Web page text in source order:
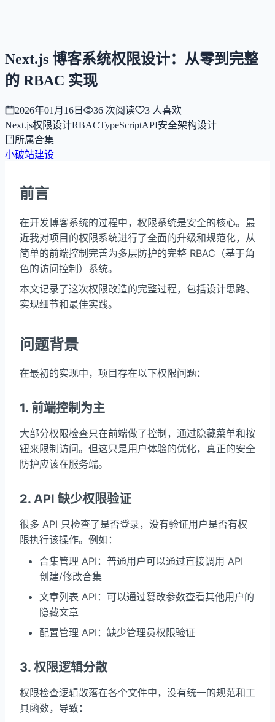
Next.js 博客系统权限设计：从零到完整
的 RBAC 实现
2026年01月16日 36 次阅读 3 人喜欢
Next.js权限设计RBACTypeScriptAPI安全架构设计
所属合集
小破站建设
前言
在开发博客系统的过程中，权限系统是安全的核心。最
近我对项目的权限系统进行了全面的升级和规范化，从
简单的前端控制完善为多层防护的完整 RBAC（基于角
色的访问控制）系统。
本文记录了这次权限改造的完整过程，包括设计思路、
实现细节和最佳实践。
问题背景
在最初的实现中，项目存在以下权限问题：
1. 前端控制为主
大部分权限检查只在前端做了控制，通过隐藏菜单和按
钮来限制访问。但这只是用户体验的优化，真正的安全
防护应该在服务端。
2. API 缺少权限验证
很多 API 只检查了是否登录，没有验证用户是否有权
限执行该操作。例如：
合集管理 API：普通用户可以通过直接调用 API
创建/修改合集
文章列表 API：可以通过篡改参数查看其他用户的
隐藏文章
配置管理 API：缺少管理员权限验证
3. 权限逻辑分散
权限检查逻辑散落在各个文件中，没有统一的规范和工
具函数，导致：